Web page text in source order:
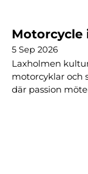
Motorcycle
5 Sep 2026
Laxholmen
motorcyklar och
där passion